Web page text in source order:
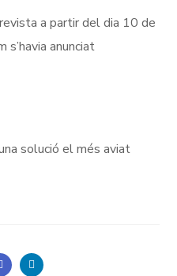
a partir del dia 10 de
s’havia anunciat
solució el més aviat